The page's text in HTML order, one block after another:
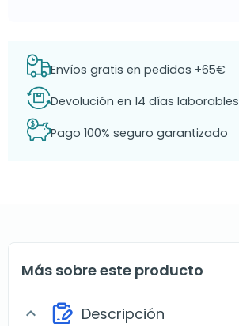
Envíos gratis en pedidos +65€
Devolución en 14 días laborables
Pago 100% seguro garantizado
Más sobre este producto
expand_more Descripción